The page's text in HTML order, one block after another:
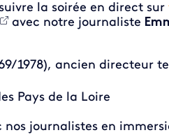
la soirée en directsur
avec notre journaliste
1978), ancien directeur
Pays de la Loire
journalistes en